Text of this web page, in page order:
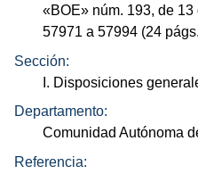
«BOE» núm. 193, de
57971 a 57994 (24
Sección:
I. Disposiciones
Departamento:
Comunidad Autónoma
Referencia: